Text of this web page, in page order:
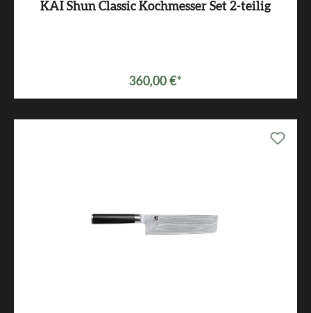
KAI Shun Classic Kochmesser Set 2-teilig
360,00 €*